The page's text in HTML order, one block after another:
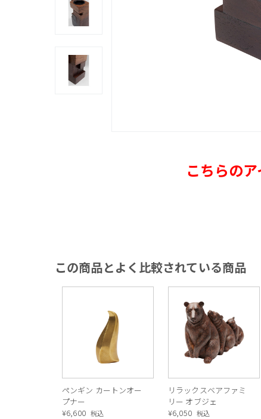
こちらの
この商品とよく比較されている商品
ペンギン カートンオー
プナー
¥6,600 税込
リラックスベアファミ
リー オブジェ
¥6,050 税込